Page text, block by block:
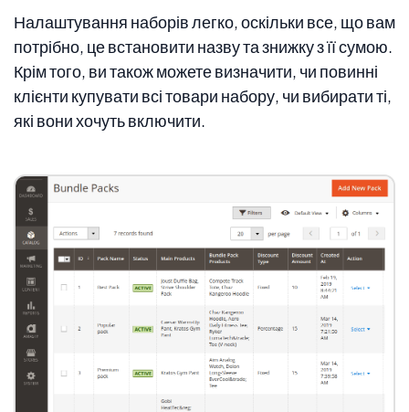
Налаштування наборів легко, оскільки все, що вам
потрібно, це встановити назву та знижку з її сумою.
Крім того, ви також можете визначити, чи повинні
клієнти купувати всі товари набору, чи вибирати ті,
які вони хочуть включити.